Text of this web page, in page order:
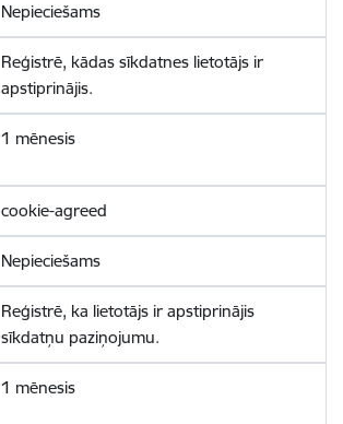
Nepieciešams
Reģistrē, kādas sīkdatnes lietotājs ir
apstiprinājis.
1 mēnesis
cookie-agreed
Nepieciešams
Reģistrē, ka lietotājs ir apstiprinājis
sīkdatņu paziņojumu.
1 mēnesis